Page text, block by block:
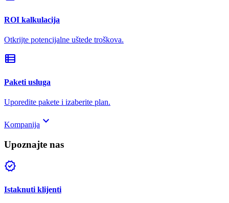
ROI kalkulacija
Otkrijte potencijalne uštede troškova.
view_list
Paketi usluga
Uporedite pakete i izaberite plan.
Kompanija keyboard_arrow_down
Upoznajte nas
verified
Istaknuti klijenti